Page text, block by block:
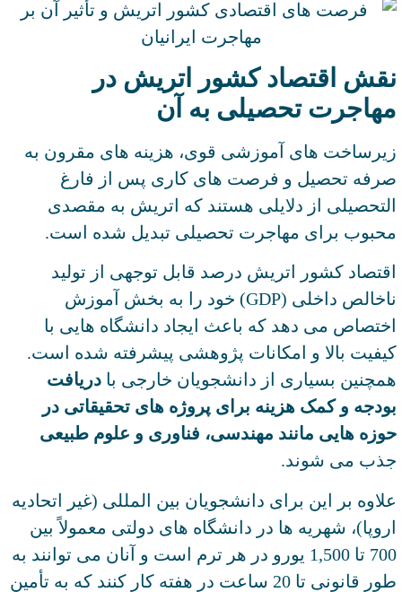
نقش اقتصاد کشور اتریش در
مهاجرت تحصیلی به آن
زیرساخت‌ های آموزشی قوی، هزینه ‌های مقرون‌ به
‌صرفه تحصیل و فرصت ‌های کاری پس از فارغ
‌التحصیلی از دلایلی هستند که اتریش به مقصدی
محبوب برای مهاجرت تحصیلی تبدیل شده است.
اقتصاد کشور اتریش درصد قابل ‌توجهی از تولید
ناخالص داخلی (GDP) خود را به بخش آموزش
اختصاص می‌ دهد که باعث ایجاد دانشگاه‌ هایی با
کیفیت بالا و امکانات پژوهشی پیشرفته شده است.
همچنین بسیاری از دانشجویان خارجی با دریافت
بودجه و کمک ‌هزینه برای پروژه ‌های تحقیقاتی در
حوزه‌ هایی مانند مهندسی، فناوری و علوم طبیعی
جذب می ‌شوند.
علاوه بر این برای دانشجویان بین ‌المللی (غیر اتحادیه
اروپا)، شهریه ‌ها در دانشگاه ‌های دولتی معمولاً بین
700 تا 1,500 یورو در هر ترم است و آنان می‌ توانند به
‌طور قانونی تا 20 ساعت در هفته کار کنند که به تأمین